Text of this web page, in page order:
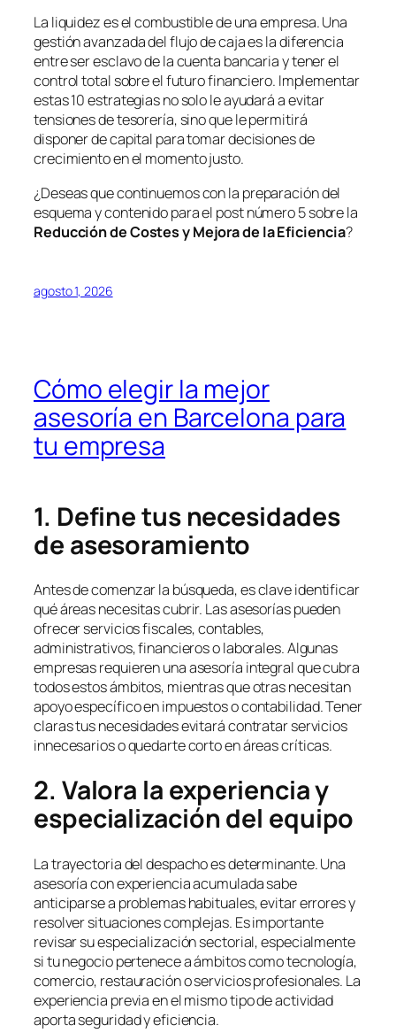
La liquidez es el combustible de una empresa. Una
gestión avanzada del flujo de caja es la diferencia
entre ser esclavo de la cuenta bancaria y tener el
control total sobre el futuro financiero. Implementar
estas 10 estrategias no solo le ayudará a evitar
tensiones de tesorería, sino que le permitirá
disponer de capital para tomar decisiones de
crecimiento en el momento justo.
¿Deseas que continuemos con la preparación del
esquema y contenido para el post número 5 sobre la
Reducción de Costes y Mejora de la Eficiencia?
agosto 1, 2026
Cómo elegir la mejor
asesoría en Barcelona para
tu empresa
1. Define tus necesidades
de asesoramiento
Antes de comenzar la búsqueda, es clave identificar
qué áreas necesitas cubrir. Las asesorías pueden
ofrecer servicios fiscales, contables,
administrativos, financieros o laborales. Algunas
empresas requieren una asesoría integral que cubra
todos estos ámbitos, mientras que otras necesitan
apoyo específico en impuestos o contabilidad. Tener
claras tus necesidades evitará contratar servicios
innecesarios o quedarte corto en áreas críticas.
2. Valora la experiencia y
especialización del equipo
La trayectoria del despacho es determinante. Una
asesoría con experiencia acumulada sabe
anticiparse a problemas habituales, evitar errores y
resolver situaciones complejas. Es importante
revisar su especialización sectorial, especialmente
si tu negocio pertenece a ámbitos como tecnología,
comercio, restauración o servicios profesionales. La
experiencia previa en el mismo tipo de actividad
aporta seguridad y eficiencia.